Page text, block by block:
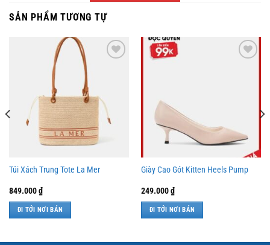
SẢN PHẨM TƯƠNG TỰ
THÍCH
Túi Xách Trung Tote La Mer
849.000₫
ĐI TỚI NƠI BÁN
Giày Cao Gót Kitten Heels Pump
249.000₫
ĐI TỚI NƠI BÁN